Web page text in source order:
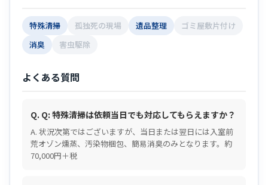
特殊清掃 孤独死の現場 遺品整理
ゴミ屋敷片付け
消臭
害虫駆除
よくある質問
Q. Q: 特殊清掃は依頼当日でも対応してもらえますか？
A. 状況次第ではございますが、当日または翌日には入室前
荒オゾン燻蒸、汚染物梱包、簡易消臭のみとなります。約
70,000円＋税